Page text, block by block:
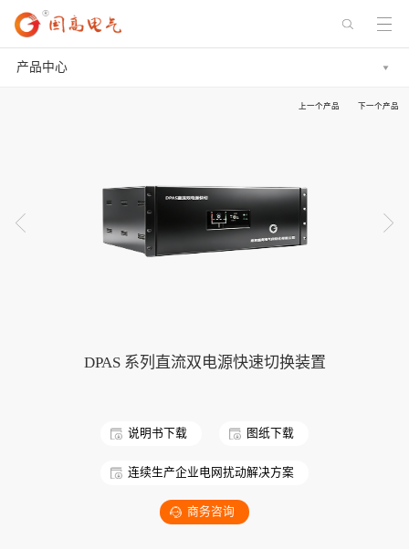
产品中心
上一个产品 下一个产品
DPAS 系列直流双电源快速切换装置
说明书下载 图纸下载
连续生产企业电网扰动解决方案
商务咨询